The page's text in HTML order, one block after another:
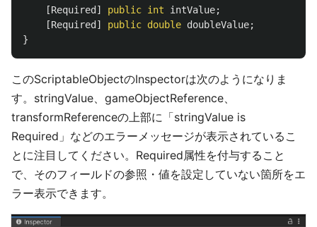
[Required] public int intValue;
[Required] public double doubleValue;
}
このScriptableObjectのInspectorは次のようになりま
す。stringValue、gameObjectReference、
transformReferenceの上部に「stringValue is
Required」などのエラーメッセージが表示されているこ
とに注目してください。Required属性を付与すること
で、そのフィールドの参照・値を設定していない箇所をエ
ラー表示できます。